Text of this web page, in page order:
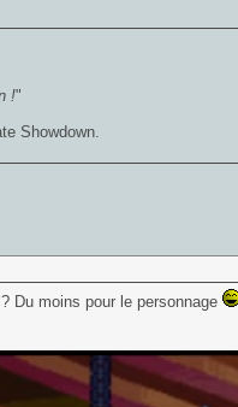
!"
Showdown.
Du moins pour le personnage